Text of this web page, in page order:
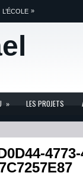
L’ÉCOLE »
» LES PROJETS